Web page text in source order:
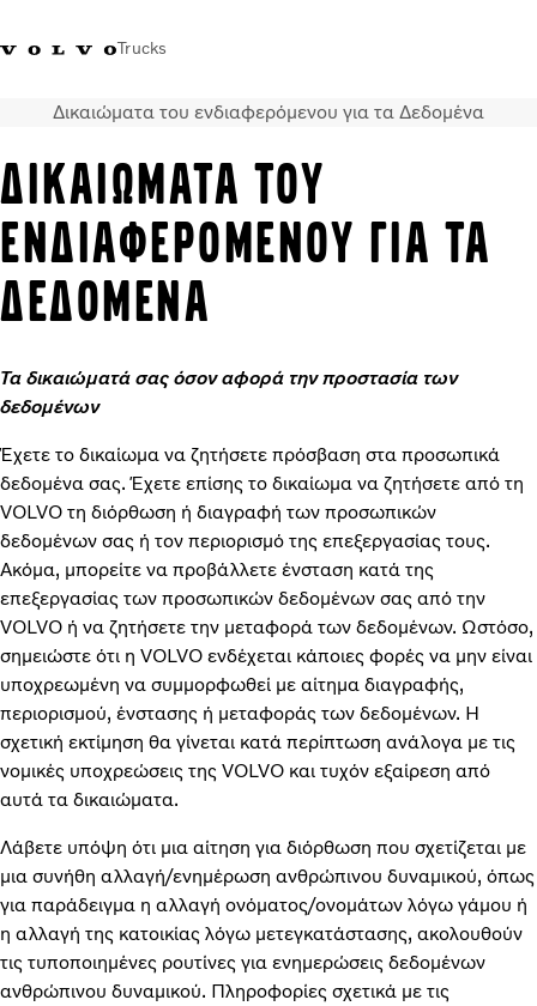
Trucks
+302103483300Merchandise Shop Volvo Trucks Greece
Μεταφορικές λύσεις
Φορτηγά
Υπηρεσίες
Εντοπισμός συνεργάτη
ΤΕΛΕΥΤΑΙΑ ΝΕΑ
Οι πελάτες μας
Επικοινωνήστε μαζί μας
Δικαιώματα του ενδιαφερόμενου για τα Δεδομένα
ΔΙΚΑΙΩΜΑΤΑ ΤΟΥ
ΕΝΔΙΑΦΕΡΟΜΕΝΟΥ ΓΙΑ ΤΑ
ΔΕΔΟΜΕΝΑ
Τα δικαιώματά σας όσον αφορά την προστασία των
δεδομένων
Έχετε το δικαίωμα να ζητήσετε πρόσβαση στα προσωπικά
δεδομένα σας. Έχετε επίσης το δικαίωμα να ζητήσετε από τη
VOLVO τη διόρθωση ή διαγραφή των προσωπικών
δεδομένων σας ή τον περιορισμό της επεξεργασίας τους.
Ακόμα, μπορείτε να προβάλλετε ένσταση κατά της
επεξεργασίας των προσωπικών δεδομένων σας από την
VOLVO ή να ζητήσετε την μεταφορά των δεδομένων. Ωστόσο,
σημειώστε ότι η VOLVO ενδέχεται κάποιες φορές να μην είναι
υποχρεωμένη να συμμορφωθεί με αίτημα διαγραφής,
περιορισμού, ένστασης ή μεταφοράς των δεδομένων. Η
σχετική εκτίμηση θα γίνεται κατά περίπτωση ανάλογα με τις
νομικές υποχρεώσεις της VOLVO και τυχόν εξαίρεση από
αυτά τα δικαιώματα.
Λάβετε υπόψη ότι μια αίτηση για διόρθωση που σχετίζεται με
μια συνήθη αλλαγή/ενημέρωση ανθρώπινου δυναμικού, όπως
για παράδειγμα η αλλαγή ονόματος/ονομάτων λόγω γάμου ή
η αλλαγή της κατοικίας λόγω μετεγκατάστασης, ακολουθούν
τις τυποποιημένες ρουτίνες για ενημερώσεις δεδομένων
ανθρώπινου δυναμικού. Πληροφορίες σχετικά με τις